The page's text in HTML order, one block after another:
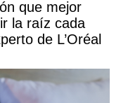
que mejor
la raíz cada
de L’Oréal